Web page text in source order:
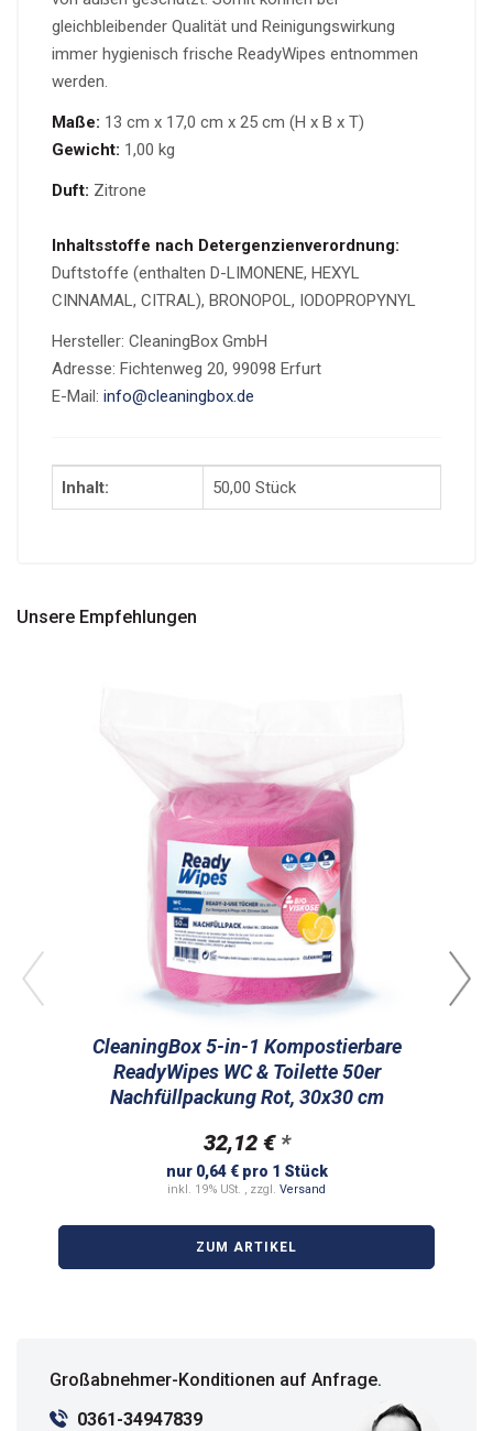
gleichbleibender Qualität und Reinigungswirkung
immer hygienisch frische ReadyWipes entnommen
werden.
Maße: 13 cm x 17,0 cm x 25 cm (H x B x T)
Gewicht: 1,00 kg
Duft: Zitrone
Inhaltsstoffe nach Detergenzienverordnung:
Duftstoffe (enthalten D-LIMONENE, HEXYL
CINNAMAL, CITRAL), BRONOPOL, IODOPROPYNYL
Hersteller: CleaningBox GmbH
Adresse: Fichtenweg 20, 99098 Erfurt
E-Mail: info@cleaningbox.de
Inhalt: 50,00 Stück
Unsere Empfehlungen
CleaningBox 5-in-1 Kompostierbare
ReadyWipes WC & Toilette 50er
Nachfüllpackung Rot, 30x30 cm
32,12 € *
nur 0,64 € pro 1 Stück
inkl. 19% USt. , zzgl. Versand
ZUM ARTIKEL
Großabnehmer-Konditionen auf Anfrage.
0361-34947839